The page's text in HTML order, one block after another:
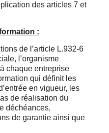
des articles 7 et
:
de l’article L.932-6
l’organisme
chaque entreprise
qui définit les
en vigueur, les
de réalisation du
déchéances,
de garantie ainsi que